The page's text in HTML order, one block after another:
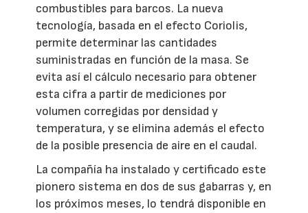
combustibles para barcos. La nueva
tecnología, basada en el efecto Coriolis,
permite determinar las cantidades
suministradas en función de la masa. Se
evita así el cálculo necesario para obtener
esta cifra a partir de mediciones por
volumen corregidas por densidad y
temperatura, y se elimina además el efecto
de la posible presencia de aire en el caudal.
La compañía ha instalado y certificado este
pionero sistema en dos de sus gabarras y, en
los próximos meses, lo tendrá disponible en